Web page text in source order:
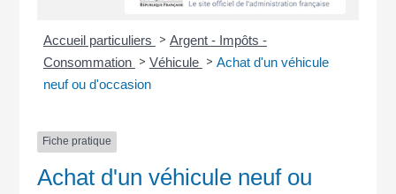
Accueil particuliers > Argent - Impôts -
Consommation > Véhicule > Achat d'un véhicule
neuf ou d'occasion
Fiche pratique
Achat d'un véhicule neuf ou